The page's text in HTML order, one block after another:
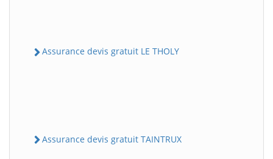
Assurance devis gratuit LE THOLY
Assurance devis gratuit TAINTRUX